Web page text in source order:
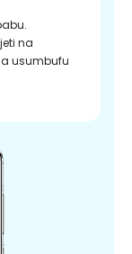
na
usumbufu